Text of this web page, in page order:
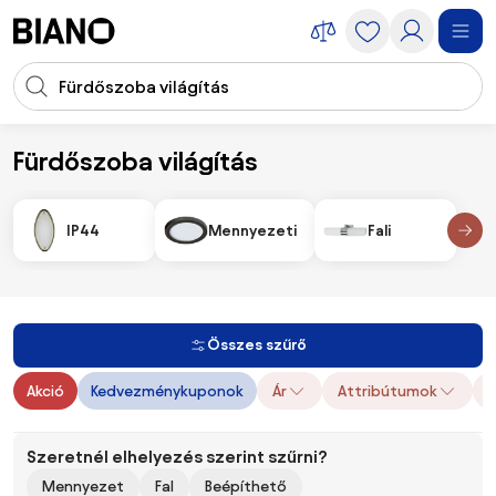
Keresési bevitel
Fürdőszoba világítás
Világítás Fürdőszoba világítás
IP44 Mennyezeti Fali
Összes szűrő
Akció Kedvezménykuponok Ár Attribútumok
Szeretnél elhelyezés szerint szűrni?
Mennyezet Fal Beépíthető